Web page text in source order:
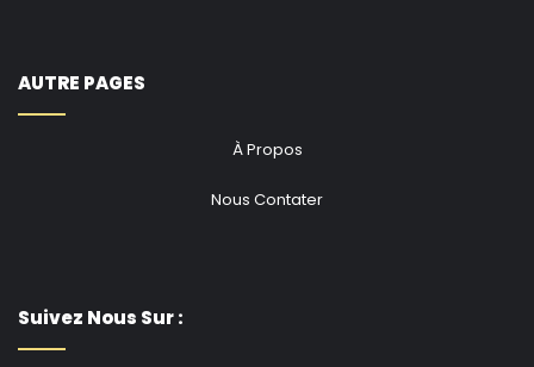
AUTRE PAGES
À Propos
Nous Contater
Suivez Nous Sur :